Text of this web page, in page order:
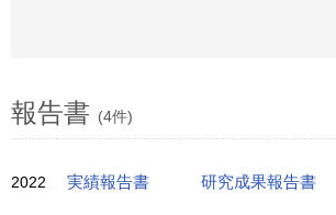
報告書 (4件)
2022 実績報告書 研究成果報告書